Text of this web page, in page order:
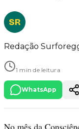
SR
Redação
1 min de leitura
WhatsApp